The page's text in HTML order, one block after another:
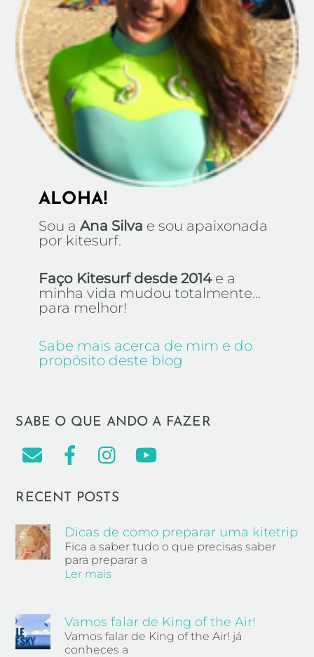
ALOHA!
Sou a Ana Silva e sou apaixonada
por kitesurf.
Faço Kitesurf desde 2014e a
minha vida mudou totalmente...
para melhor!
Sabe mais acerca de mim e do
propósito deste blog
SABE O QUE ANDO A FAZER
RECENT POSTS
Dicas de como preparar uma kitetrip
Fica a saber tudo o que precisas saber
para preparar a
Ler mais
Vamos falar de King of the Air!
Vamos falar de King of the Air! já
conheces a